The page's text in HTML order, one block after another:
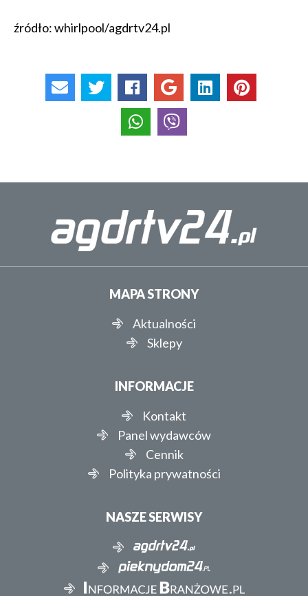
źródło: whirlpool/agdrtv24.pl
MAPA STRONY
Aktualności
Sklepy
INFORMACJE
Kontakt
Panel wydawców
Cennik
Polityka prywatności
NASZE SERWISY